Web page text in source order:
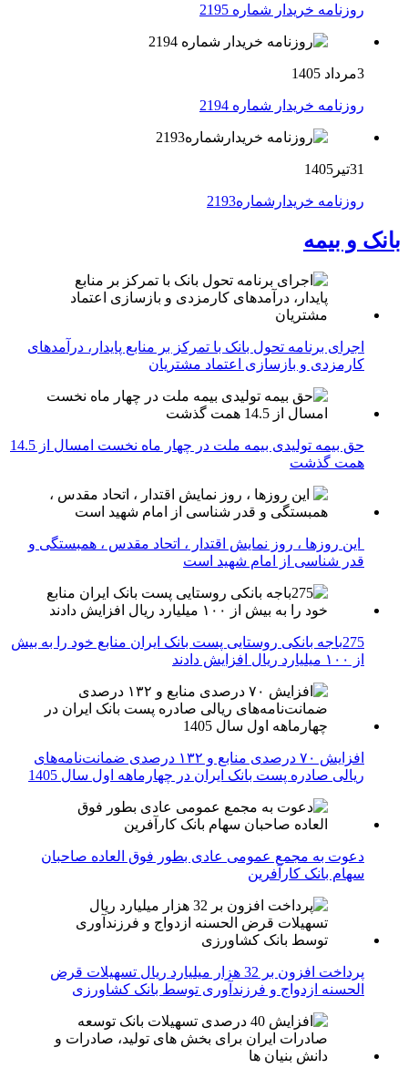
روزنامه خریدار شماره 2195
3مرداد 1405
روزنامه خریدار شماره 2194
31تیر1405
روزنامه خریدارشماره2193
بانک و بیمه
اجرای برنامه تحول بانک با تمرکز بر منابع پایدار، درآمدهای
کارمزدی و بازسازی اعتماد مشتریان
حق بیمه تولیدی بیمه ملت در چهار ماه نخست امسال از 14.5
همت گذشت
این روزها ، روز نمایش اقتدار ، اتحاد مقدس ، همبستگی و
قدر شناسی از امام شهید است
275باجه بانکی روستایی پست بانک ایران منابع خود را به بیش
از ۱۰۰ میلیارد ریال افزایش دادند
افزایش ۷۰ درصدی منابع و ۱۳۲ درصدی ضمانت‌نامه‌های
ریالی صادره پست بانک ایران در چهارماهه اول سال 1405
دعوت به مجمع عمومی عادی بطور فوق العاده صاحبان
سهام بانک کارآفرین
پرداخت افزون بر 32 هزار میلیارد ریال تسهیلات قرض
الحسنه ازدواج و فرزندآوری توسط بانک کشاورزی